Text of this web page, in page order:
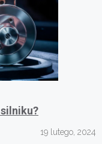
19 lutego, 2024